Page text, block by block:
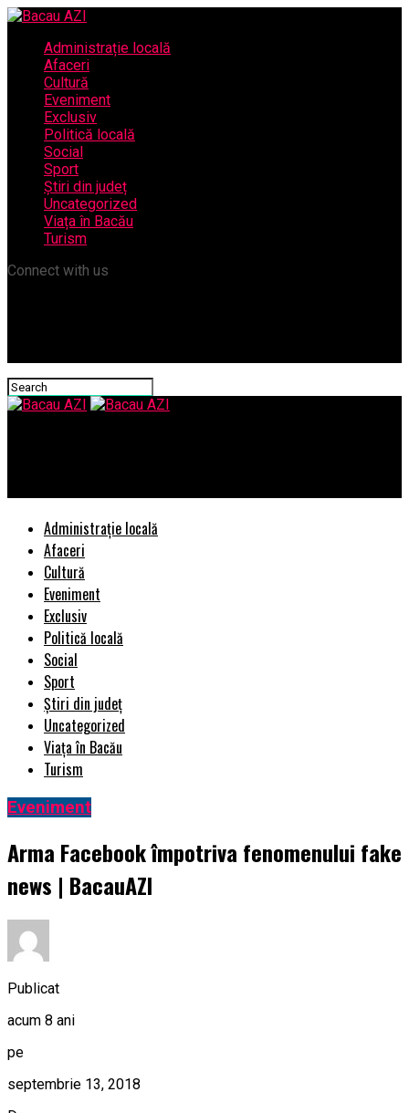
Administrație locală
Afaceri
Cultură
Eveniment
Exclusiv
Politică locală
Social
Sport
Știri din județ
Uncategorized
Viața în Bacău
Turism
Connect with us
Administrație locală
Afaceri
Cultură
Eveniment
Exclusiv
Politică locală
Social
Sport
Știri din județ
Uncategorized
Viața în Bacău
Turism
Eveniment
Arma Facebook împotriva fenomenului fake
news | BacauAZI
Publicat
acum 8 ani
pe
septembrie 13, 2018